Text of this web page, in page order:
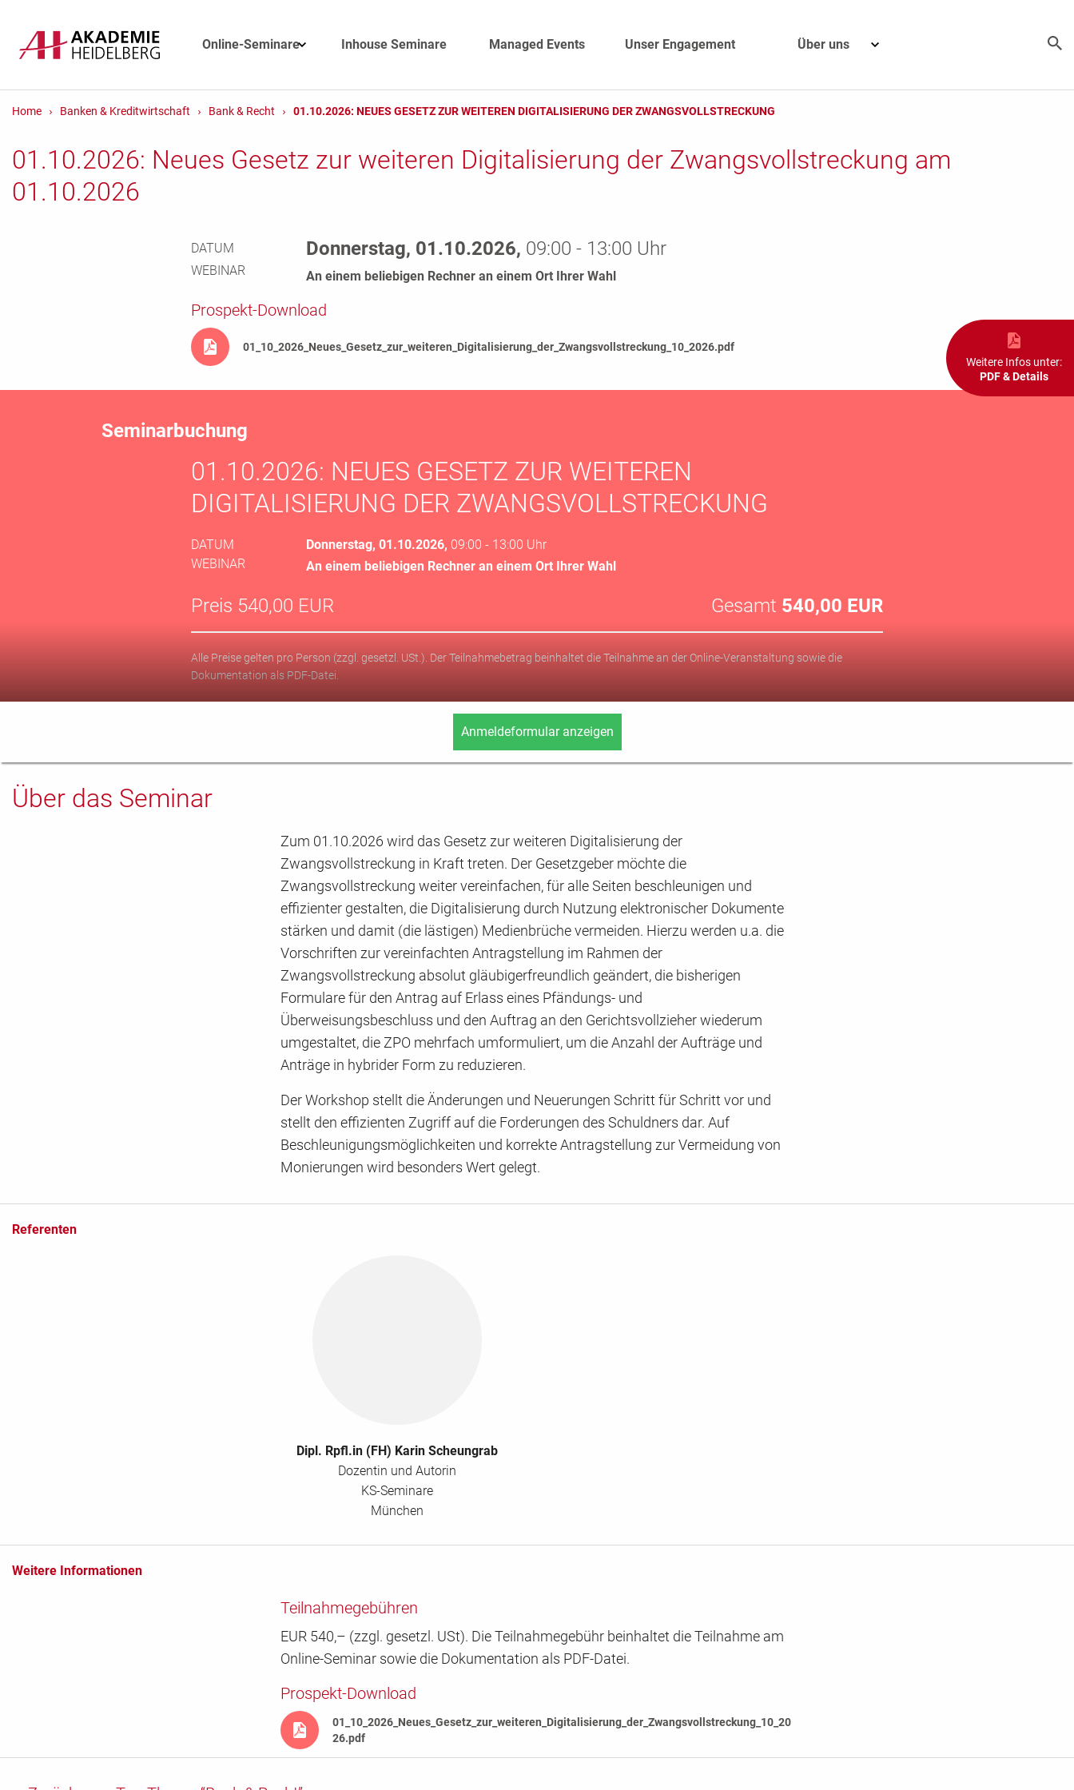
Online-Seminare Inhouse Seminare Managed Events Unser Engagement Über uns
Weitere Infos unter:
PDF & Details
Home Banken & Kreditwirtschaft Bank & Recht 01.10.2026: NEUES GESETZ ZUR WEITEREN DIGITALISIERUNG DER ZWANGSVOLLSTRECKUNG
01.10.2026: Neues Gesetz zur weiteren Digitalisierung der Zwangsvollstreckung am
01.10.2026
DATUM Donnerstag, 01.10.2026, 09:00 - 13:00 Uhr
WEBINAR An einem beliebigen Rechner an einem Ort Ihrer Wahl
Prospekt-Download
01_10_2026_Neues_Gesetz_zur_weiteren_Digitalisierung_der_Zwangsvollstreckung_10_2026.pdf
Seminarbuchung
01.10.2026: NEUES GESETZ ZUR WEITEREN
DIGITALISIERUNG DER ZWANGSVOLLSTRECKUNG
DATUM Donnerstag, 01.10.2026, 09:00 - 13:00 Uhr
WEBINAR
An einem beliebigen Rechner an einem Ort Ihrer Wahl
Preis 540,00 EUR Gesamt 540,00 EUR
Alle Preise gelten pro Person (zzgl. gesetzl. USt.). Der Teilnahmebetrag beinhaltet die Teilnahme an der Online-Veranstaltung sowie die
Dokumentation als PDF-Datei.
Titel
Position/Abteilung
Anmeldeformular anzeigen
Über das Seminar
Zum 01.10.2026 wird das Gesetz zur weiteren Digitalisierung der
Zwangsvollstreckung in Kraft treten. Der Gesetzgeber möchte die
Zwangsvollstreckung weiter vereinfachen, für alle Seiten beschleunigen und
effizienter gestalten, die Digitalisierung durch Nutzung elektronischer Dokumente
stärken und damit (die lästigen) Medienbrüche vermeiden. Hierzu werden u.a. die
Vorschriften zur vereinfachten Antragstellung im Rahmen der
Zwangsvollstreckung absolut gläubigerfreundlich geändert, die bisherigen
Formulare für den Antrag auf Erlass eines Pfändungs- und
Überweisungsbeschluss und den Auftrag an den Gerichtsvollzieher wiederum
umgestaltet, die ZPO mehrfach umformuliert, um die Anzahl der Aufträge und
Anträge in hybrider Form zu reduzieren.
Der Workshop stellt die Änderungen und Neuerungen Schritt für Schritt vor und
stellt den effizienten Zugriff auf die Forderungen des Schuldners dar. Auf
Beschleunigungsmöglichkeiten und korrekte Antragstellung zur Vermeidung von
Monierungen wird besonders Wert gelegt.
Referenten
Dipl. Rpfl.in (FH) Karin Scheungrab
Dozentin und Autorin
KS-Seminare
München
Weitere Informationen
Teilnahmegebühren
EUR 540,– (zzgl. gesetzl. USt). Die Teilnahmegebühr beinhaltet die Teilnahme am
Online-Seminar sowie die Dokumentation als PDF-Datei.
Prospekt-Download
01_10_2026_Neues_Gesetz_zur_weiteren_Digitalisierung_der_Zwangsvollstreckung_10_20
26.pdf